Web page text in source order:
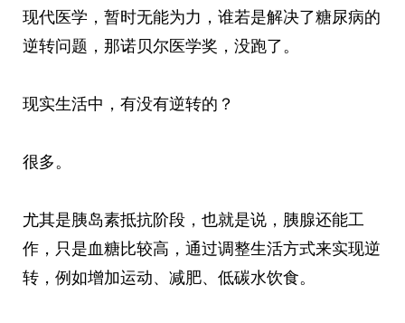
现代医学，暂时无能为力，谁若是解决了糖尿病的
逆转问题，那诺贝尔医学奖，没跑了。
现实生活中，有没有逆转的？
很多。
尤其是胰岛素抵抗阶段，也就是说，胰腺还能工
作，只是血糖比较高，通过调整生活方式来实现逆
转，例如增加运动、减肥、低碳水饮食。